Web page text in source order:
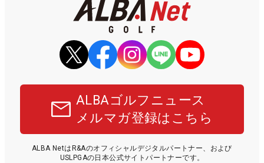
ALBAゴルフニュース
メルマガ登録はこちら
ALBA NetはR&Aのオフィシャルデジタルパートナー、および
USLPGAの日本公式サイトパートナーです。